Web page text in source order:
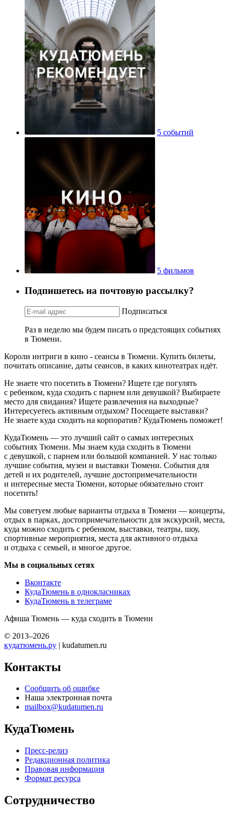
5 событий
5 фильмов
Подпишетесь на почтовую рассылку?
Подписаться
Раз в неделю мы будем писать о предстоящих событиях
в Тюмени.
Короли интриги в кино - сеансы в Тюмени. Купить билеты,
почитать описание, даты сеансов, в каких кинотеатрах идёт.
Не знаете что посетить в Тюмени? Ищете где погулять
с ребенком, куда сходить с парнем или девушкой? Выбираете
место для свидания? Ищете развлечения на выходные?
Интересуетесь активным отдыхом? Посещаете выставки?
Не знаете куда сходить на корпоратив? КудаТюмень поможет!
КудаТюмень — это лучший сайт о самых интересных
событиях Тюмени. Мы знаем куда сходить в Тюмени
с девушкой, с парнем или большой компанией. У нас только
лучшие события, музеи и выставки Тюмени. События для
детей и их родителей, лучшие достопримечательности
и интересные места Тюмени, которые обязательно стоит
посетить!
Мы советуем любые варианты отдыха в Тюмени — концерты,
отдых в парках, достопримечательности для экскурсий, места,
куда можно сходить с ребенком, выставки, театры, шоу,
спортивные мероприятия, места для активного отдыха
и отдыха с семьей, и многое другое.
Мы в социальных сетях
Вконтакте
КудаТюмень в однокласниках
КудаТюмень в телеграме
Афиша Тюмень — куда сходить в Тюмени
© 2013–2026
кудатюмень.ру | kudatumen.ru
Контакты
Сообщить об ошибке
Наша электронная почта
mailbox@kudatumen.ru
КудаТюмень
Пресс-релиз
Редакционная политика
Правовая информация
Формат ресурса
Сотрудничество